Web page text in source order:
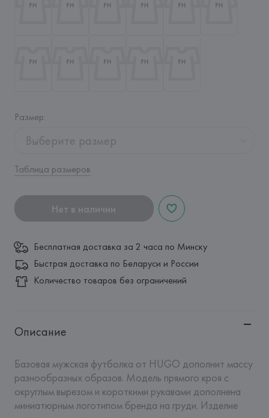
Размер:
Выберите размер
Таблица размеров
Нет в наличии
Бесплатная доставка за 2 часа по Минску
Быстрая доставка по Беларуси и России
Количество товаров без ограничений
Описание
Базовая мужская футболка от HUGO дополнит массу
разнообразных образов. Модель прямого кроя с
округлым вырезом и короткими рукавами дополнена
миниатюрным логотипом бренда на груди. Изделие